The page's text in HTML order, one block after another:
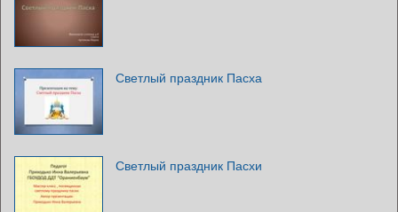
Светлый праздник Пасха
Светлый праздник Пасхи